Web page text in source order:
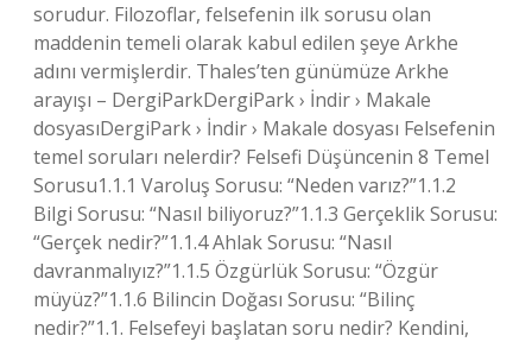
sorudur. Filozoflar, felsefenin ilk sorusu olan
maddenin temeli olarak kabul edilen şeye Arkhe
adını vermişlerdir. Thales’ten günümüze Arkhe
arayışı – DergiParkDergiPark › İndir › Makale
dosyasıDergiPark › İndir › Makale dosyası Felsefenin
temel soruları nelerdir? Felsefi Düşüncenin 8 Temel
Sorusu1.1.1 Varoluş Sorusu: “Neden varız?”1.1.2
Bilgi Sorusu: “Nasıl biliyoruz?”1.1.3 Gerçeklik Sorusu:
“Gerçek nedir?”1.1.4 Ahlak Sorusu: “Nasıl
davranmalıyız?”1.1.5 Özgürlük Sorusu: “Özgür
müyüz?”1.1.6 Bilincin Doğası Sorusu: “Bilinç
nedir?”1.1. Felsefeyi başlatan soru nedir? Kendini,